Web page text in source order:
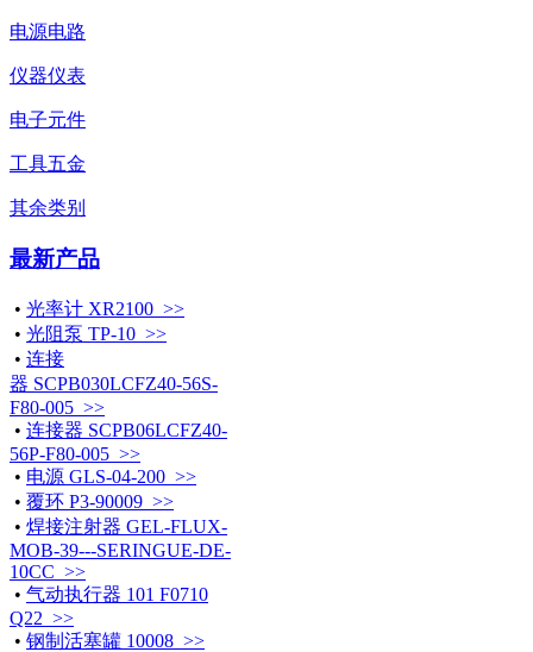
电源电路
仪器仪表
电子元件
工具五金
其余类别
最新产品
• 光率计 XR2100 >>
• 光阻泵 TP-10 >>
• 连接
器 SCPB030LCFZ40-56S-
F80-005 >>
• 连接器 SCPB06LCFZ40-
56P-F80-005 >>
• 电源 GLS-04-200 >>
• 覆环 P3-90009 >>
• 焊接注射器 GEL-FLUX-
MOB-39---SERINGUE-DE-
10CC >>
• 气动执行器 101 F0710
Q22 >>
• 钢制活塞罐 10008 >>